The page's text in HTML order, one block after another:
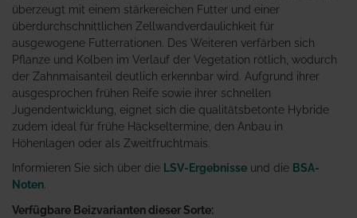
überzeugt mit einem stärkereichen Futter und einer
überdurchschnittlichen Zellwandverdaulichkeit für
ausgewogene Futterrationen. Des Weiteren verfärben sich
Pflanze und Kolben im Verlauf der Vegetation rötlich, wodurch
der Zahnmaisanteil deutlich erkennbar wird. Aufgrund ihrer
ausgesprochen frühen Reife sowie ihrer schnellen
Jugendentwicklung, eignet sich die qualitätsbetonte Hybride
zudem ideal für frühe Häckseltermine, den Anbau in
Höhenlagen oder als Zweitfruchtmais.
Informieren Sie sich über die LSV-Ergebnisse und die BSA-
Noten
Verfügbare Beizvarianten dieser Sorte: